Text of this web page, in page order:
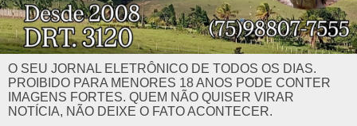
O SEU JORNAL ELETRÔNICO DE TODOS OS DIAS.
PROIBIDO PARA MENORES 18 ANOS PODE CONTER
IMAGENS FORTES. QUEM NÃO QUISER VIRAR
NOTÍCIA, NÃO DEIXE O FATO ACONTECER.